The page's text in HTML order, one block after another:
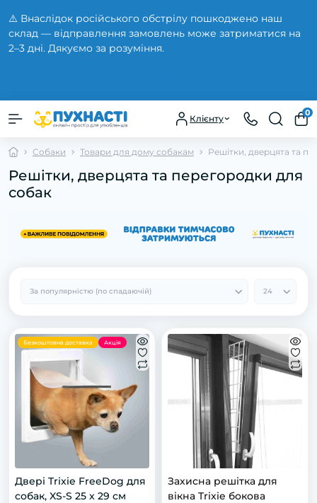
⚠️ Внаслідок російського обстрілу пошкоджено наш
склад — відправлення замовлень може затриматися на
2–3 дні. Дякуємо за розуміння.
Клієнту
0
Собаки Товари для дому собакам Решітки, дверцята та
Решітки, дверцята та перегородки для
собак
Безкоштовна доставка Акція
Двері Trixie FreeDog для
собак, XS-S 25 x 29 см
Захисна решітка для
вікна Trixie бокова